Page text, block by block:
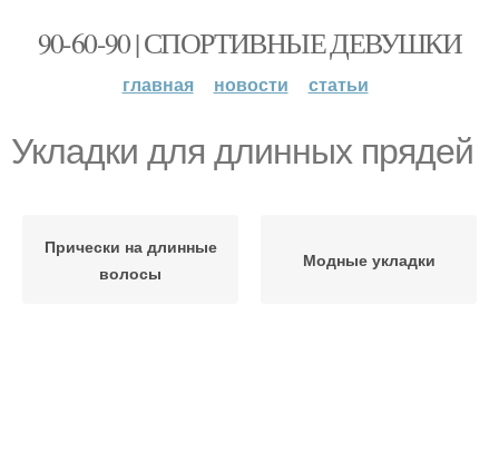
90-60-90 | СПОРТИВНЫЕ ДЕВУШКИ
главная новости статьи
Укладки для длинных прядей
Прически на длинные
волосы
Модные укладки